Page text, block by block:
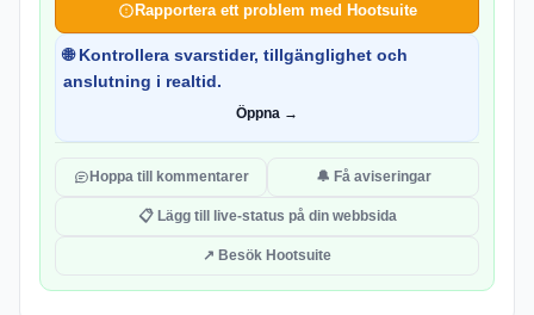
Rapportera ett problem med Hootsuite
🌐 Kontrollera svarstider, tillgänglighet och
anslutning i realtid.
Öppna →
Hoppa till kommentarer 🔔 Få aviseringar
📋 Lägg till live-status på din webbsida
↗ Besök Hootsuite